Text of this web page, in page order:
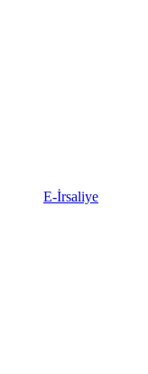
E-İrsaliye